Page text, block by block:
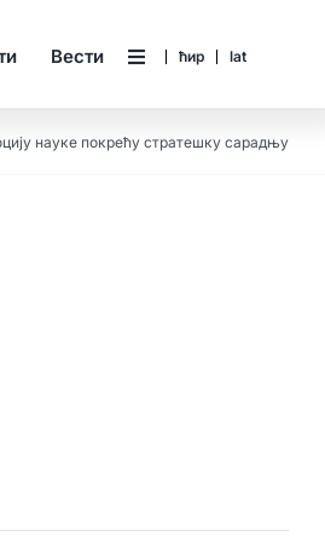
Вести ћир lat
науке покрећу стратешку сарадњу